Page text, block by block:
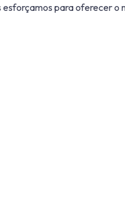
para oferecer o